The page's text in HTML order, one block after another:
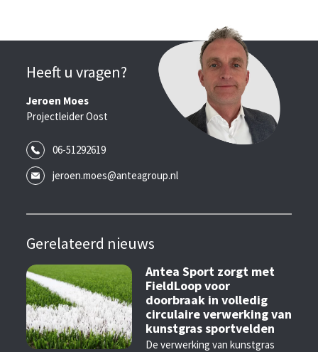
Heeft u vragen?
Jeroen Moes
Projectleider Oost
06-51292619
jeroen.moes@anteagroup.nl
Gerelateerd nieuws
Antea Sport zorgt met
FieldLoop voor
doorbraak in volledig
circulaire verwerking van
kunstgras sportvelden
De verwerking van kunstgras